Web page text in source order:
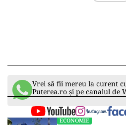
Vrei să fii mereu la curent
Puterea.ro și pe canalul de
ECONOMIE